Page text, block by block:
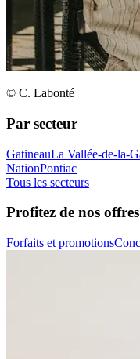
© C. Labonté
Par secteur
GatineauLa Vallée-de-la-
NationPontiac
Tous les secteurs
Profitez de nos offres
Forfaits et promotions